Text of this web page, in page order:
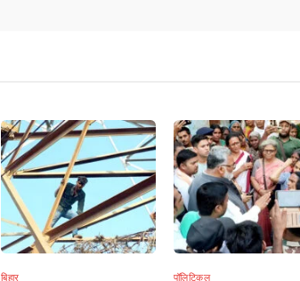
बिहार पॉलिटिकल